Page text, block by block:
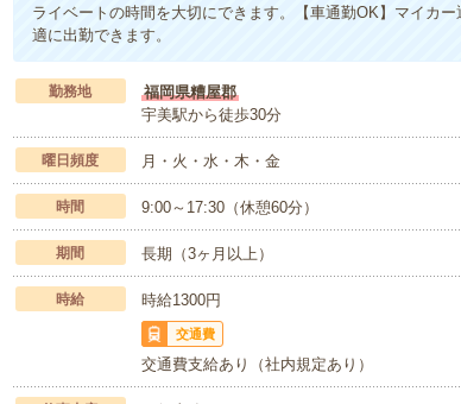
ライベートの時間を大切にできます。【車通勤OK】マイカ
適に出勤できます。
勤務地
福岡県糟屋郡
宇美駅から徒歩30分
曜日頻度 月・火・水・木・金
時間 9:00～17:30（休憩60分）
期間 長期（3ヶ月以上）
時給 時給1300円
交通費
交通費支給あり（社内規定あり）